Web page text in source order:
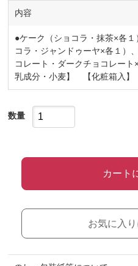
内容
●ケーク（ショコラ・抹茶×各
コラ・ジャンドゥーヤ×各１）
コレート・ダークチョコレー
乳成分・小麦】 【化粧箱入】
数量
カート
お気に入